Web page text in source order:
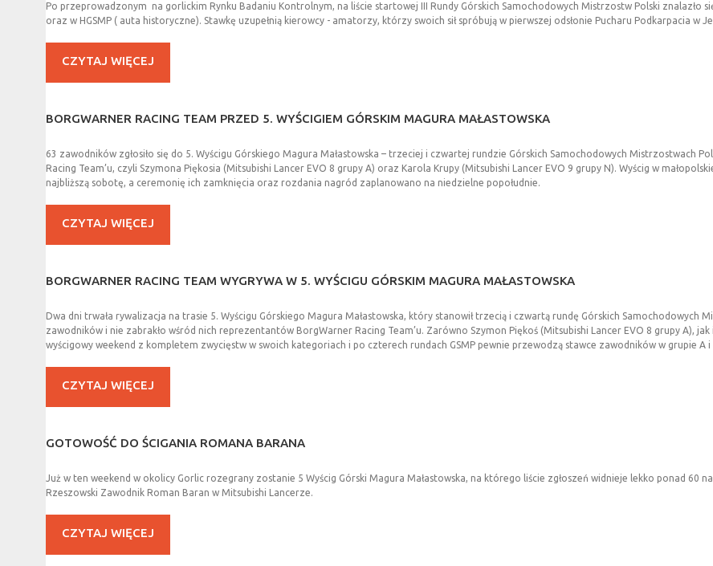
Po przeprowadzonym na gorlickim Rynku Badaniu Kontrolnym, na liście startowej III Rundy Górskich Samochodowych Mistrzostw Polski znalazło
oraz w HGSMP ( auta historyczne). Stawkę uzupełnią kierowcy - amatorzy, którzy swoich sił spróbują w pierwszej odsłonie Pucharu Podkarpacia w
CZYTAJ WIĘCEJ
BORGWARNER RACING TEAM PRZED 5. WYŚCIGIEM GÓRSKIM MAGURA MAŁASTOWSKA
63 zawodników zgłosiło się do 5. Wyścigu Górskiego Magura Małastowska – trzeciej i czwartej rundzie Górskich Samochodowych Mistrzostwach
Racing Team’u, czyli Szymona Piękosia (Mitsubishi Lancer EVO 8 grupy A) oraz Karola Krupy (Mitsubishi Lancer EVO 9 grupy N). Wyścig w
najbliższą sobotę, a ceremonię ich zamknięcia oraz rozdania nagród zaplanowano na niedzielne popołudnie.
CZYTAJ WIĘCEJ
BORGWARNER RACING TEAM WYGRYWA W 5. WYŚCIGU GÓRSKIM MAGURA MAŁASTOWSKA
Dwa dni trwała rywalizacja na trasie 5. Wyścigu Górskiego Magura Małastowska, który stanowił trzecią i czwartą rundę Górskich Samochodowych
zawodników i nie zabrakło wśród nich reprezentantów BorgWarner Racing Team’u. Zarówno Szymon Piękoś (Mitsubishi Lancer EVO 8 grupy A),
wyścigowy weekend z kompletem zwycięstw w swoich kategoriach i po czterech rundach GSMP pewnie przewodzą stawce zawodników w grupie A i
CZYTAJ WIĘCEJ
GOTOWOŚĆ DO ŚCIGANIA ROMANA BARANA
Już w ten weekend w okolicy Gorlic rozegrany zostanie 5 Wyścig Górski Magura Małastowska, na którego liście zgłoszeń widnieje lekko ponad 60
Rzeszowski Zawodnik Roman Baran w Mitsubishi Lancerze.
CZYTAJ WIĘCEJ